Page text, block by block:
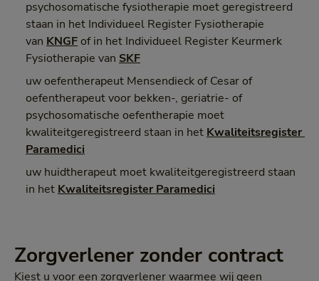
psychosomatische fysiotherapie moet geregistreerd
staan in het Individueel Register Fysiotherapie
van KNGFof in het Individueel Register Keurmerk
Fysiotherapie van SKF
uw oefentherapeut Mensendieck of Cesar of
oefentherapeut voor bekken-, geriatrie- of
psychosomatische oefentherapie moet
kwaliteitgeregistreerd staan in het Kwaliteitsregister
Paramedici
uw huidtherapeut moet kwaliteitgeregistreerd staan
in het Kwaliteitsregister Paramedici
Zorgverlener zonder contract
Kiest u voor een zorgverlener waarmee wij geen